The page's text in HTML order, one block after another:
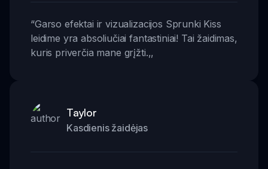
“Garso efektai ir vizualizacijos Sprunki Kiss
leidime yra absoliučiai fantastiniai! Tai žaidimas,
kuris priverčia mane grįžti.,,
Taylor
Kasdienis žaidėjas